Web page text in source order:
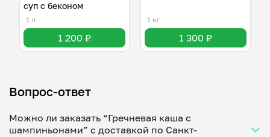
суп с беконом
1 л
1 200 ₽
1 кг
1 300 ₽
Вопрос-ответ
Можно ли заказать “Гречневая каша с
шампиньонами” с доставкой по Санкт-